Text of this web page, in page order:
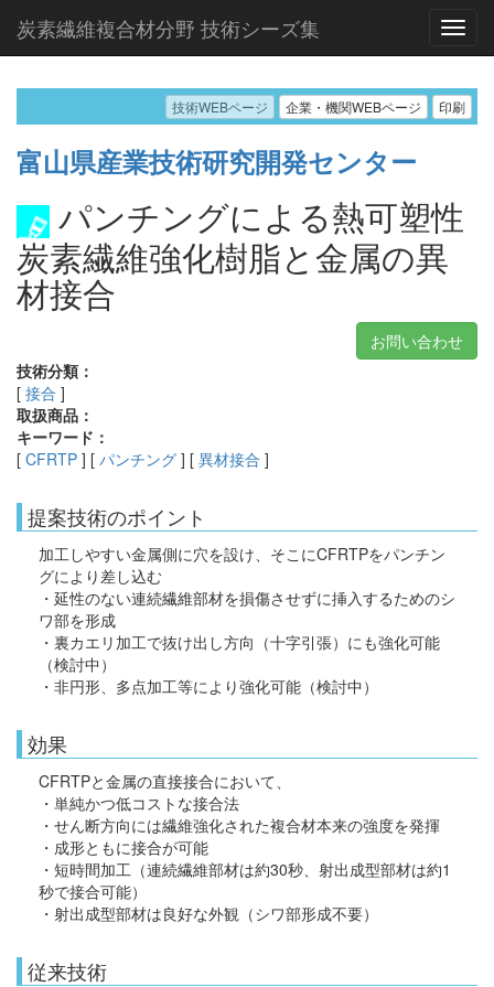
炭素繊維複合材分野 技術シーズ集
技術WEBページ 企業・機関WEBページ 印刷
富山県産業技術研究開発センター
パンチングによる熱可塑性
炭素繊維強化樹脂と金属の異
材接合
お問い合わせ
技術分類：
[ 接合 ]
取扱商品：
キーワード：
[ CFRTP ] [ パンチング ] [ 異材接合 ]
提案技術のポイント
加工しやすい金属側に穴を設け、そこにCFRTPをパンチン
グにより差し込む
・延性のない連続繊維部材を損傷させずに挿入するためのシ
ワ部を形成
・裏カエリ加工で抜け出し方向（十字引張）にも強化可能
（検討中）
・非円形、多点加工等により強化可能（検討中）
効果
CFRTPと金属の直接接合において、
・単純かつ低コストな接合法
・せん断方向には繊維強化された複合材本来の強度を発揮
・成形ともに接合が可能
・短時間加工（連続繊維部材は約30秒、射出成型部材は約1
秒で接合可能）
・射出成型部材は良好な外観（シワ部形成不要）
従来技術